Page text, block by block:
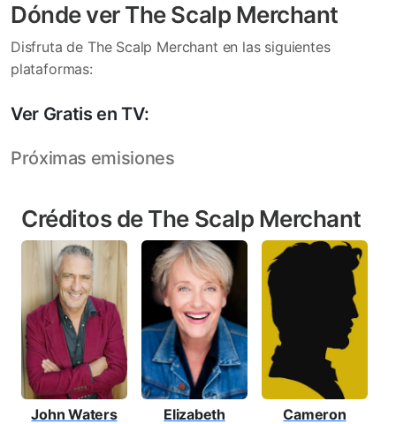
Dónde ver The Scalp Merchant
Disfruta de The Scalp Merchant en las siguientes
plataformas:
Ver Gratis en TV:
Próximas emisiones
Créditos de The Scalp Merchant
John Waters
Elizabeth
Cameron